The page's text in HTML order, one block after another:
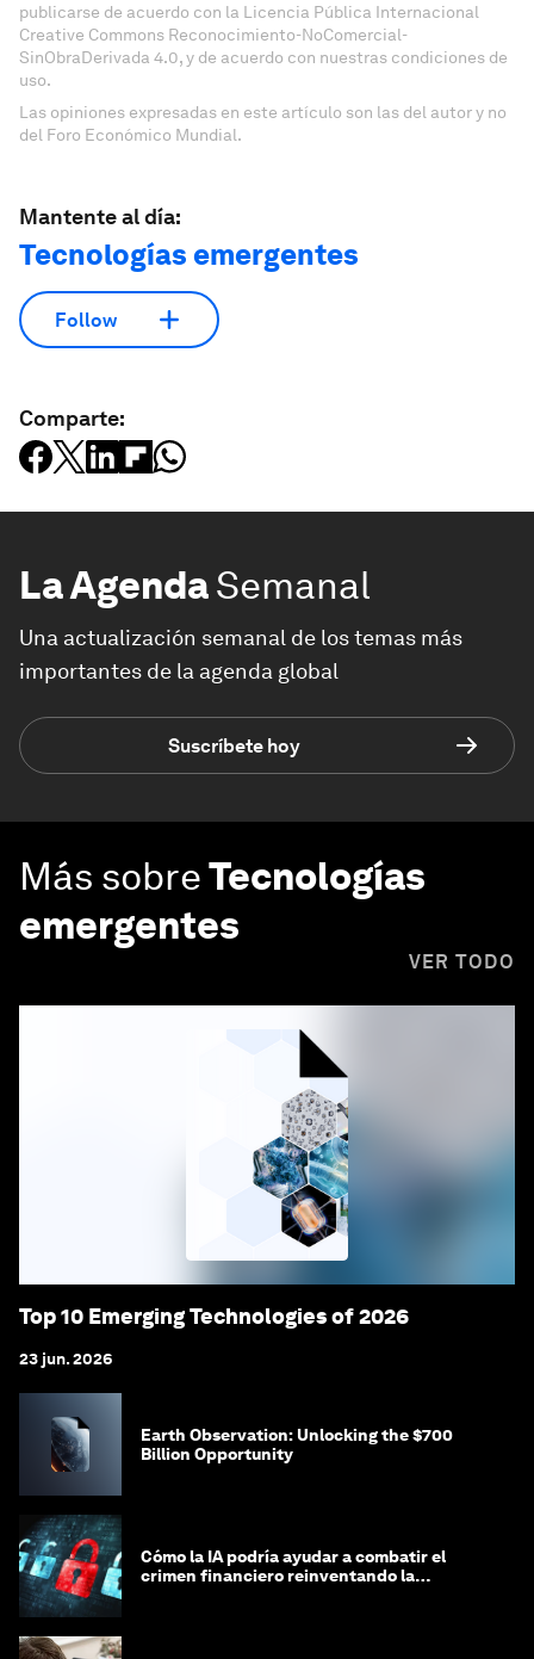
publicarse de acuerdo con la Licencia Pública Internacional
Creative Commons Reconocimiento-NoComercial-
SinObraDerivada 4.0, y de acuerdo con nuestras condiciones de
uso.
Las opiniones expresadas en este artículo son las del autor y no
del Foro Económico Mundial.
Mantente al día:
Tecnologías emergentes
Follow
Comparte:
La AgendaSemanal
Una actualización semanal de los temas más
importantes de la agenda global
Suscríbete hoy
Más sobreTecnologías
emergentes
VER TODO
Top 10 Emerging Technologies of 2026
23 jun. 2026
Earth Observation: Unlocking the $700
Billion Opportunity
Cómo la IA podría ayudar a combatir el
crimen financiero reinventando la